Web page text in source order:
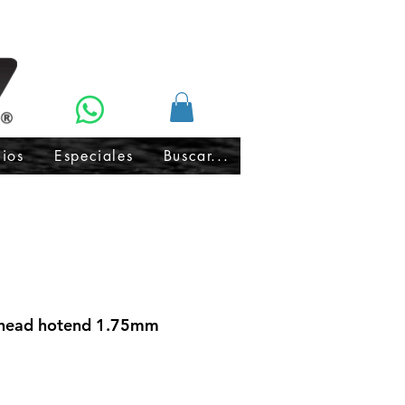
Especiales Buscar...
hotend 1.75mm